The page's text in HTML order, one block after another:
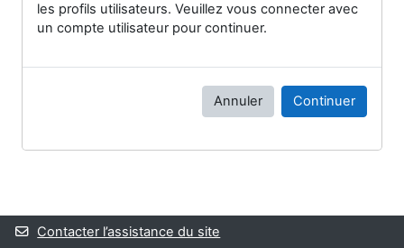
les profils utilisateurs. Veuillez vous connecter avec
un compte utilisateur pour continuer.
Annuler Continuer
Blocs supplémentaires
Contacter l’assistance du site